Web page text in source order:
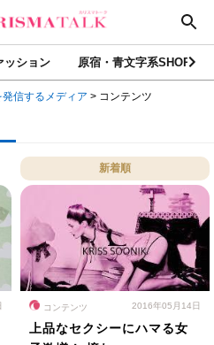
ッション 原宿・青文字系SHOP
信するメディア > コンテンツ
新着順
コンテンツ 2016年05月14日
上品なセクシーにハマる女